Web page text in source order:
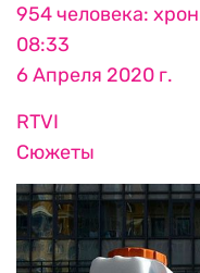
954 человека:
08:33
6 Апреля 2020 г.
RTVI
Сюжеты